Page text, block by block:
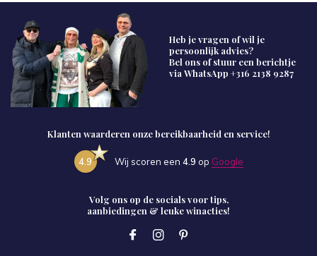
Heb je vragen of wil je
persoonlijk advies?
Bel ons of stuur een berichtje
via WhatsApp +316 2138 9287
Klanten waarderen onze bereikbaarheid en service!
4.9 Wij scoren een 4.9 op Google
Volg ons op de socials voor tips,
aanbiedingen & leuke winacties!